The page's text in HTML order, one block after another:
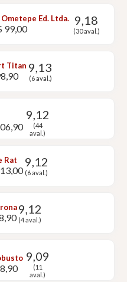
Ed. Ltda.
99,00
9,18
(30 aval.)
Titan 9,13
(6 aval.)
9,12
(44
aval.)
Rat 9,12
(6 aval.)
9,12
(4 aval.)
9,09
(11
aval.)